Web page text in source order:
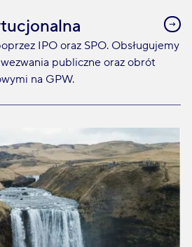
IPO oraz SPO. Obsługujemy
publiczne oraz obrót
na GPW.